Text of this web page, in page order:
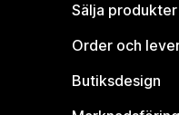
Sälja produkter
Order och
Butiksdesign